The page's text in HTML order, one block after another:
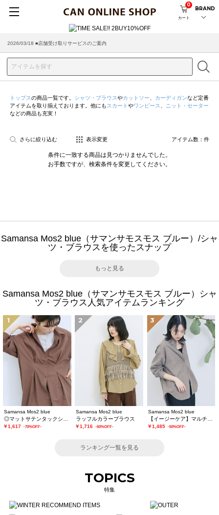
カート
0
BRAND
2026/03/18 ■店舗受け取りサービスのご案内
トップスの商品一覧です。 シャツ・ブラウスやカットソー カーディガンなど定番
アイテムを取り揃えております。他にも スカート やワンピース
ニット・セーター
などの商品も充実！
さらに絞り込む 表示変更 アイテム数： 件
条件に一致する商品は見つかりませんでした。
お手数ですが、検索条件を変更してください。
Samansa Mos2 blue（サマンサモスモス ブルー）/シャ
ツ・ブラウスを使ったスナップ
もっと見る
Samansa Mos2 blue（サマンサモスモス ブルー）シャ
ツ・ブラウス人気アイテムランキング
1
Samansa Mos2 blue
￥1,617 -70%OFF-
2
Samansa Mos2 blue
ラッフルカラーブラウス
￥1,716 -60%OFF-
3
Samansa Mos2 blue
￥1,485 -50%OFF-
ランキング一覧を見る
TOPICS
特集